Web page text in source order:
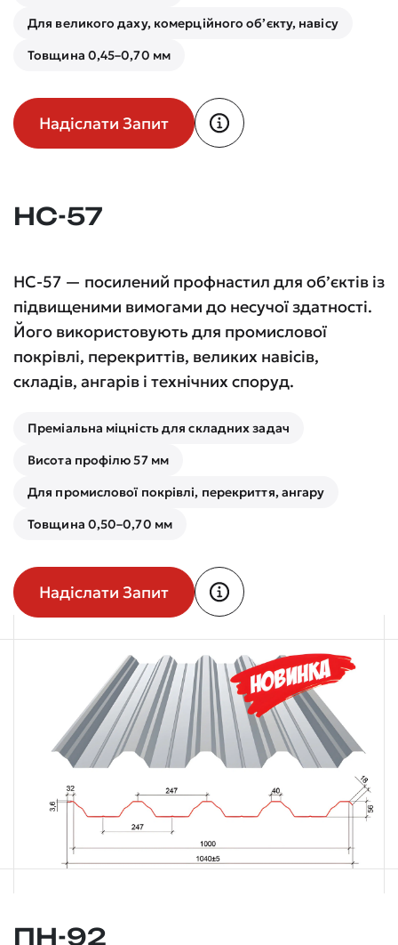
Для великого даху, комерційного об’єкту, навісу
Товщина 0,45–0,70 мм
Надіслати Запит
НС-57
НС-57 — посилений профнастил для об’єктів із
підвищеними вимогами до несучої здатності.
Його використовують для промислової
покрівлі, перекриттів, великих навісів,
складів, ангарів і технічних споруд.
Преміальна міцність для складних задач
Висота профілю 57 мм
Для промислової покрівлі, перекриття, ангару
Товщина 0,50–0,70 мм
Надіслати Запит
ПН-92